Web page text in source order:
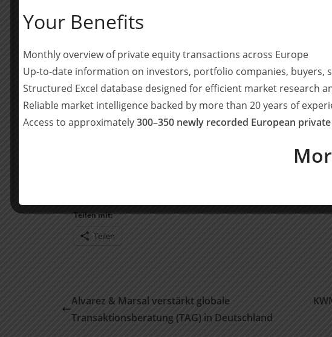
Das interdisziplinäre Team von Ebner Stolz-Experten aus den
Best4Tires-Gruppe im Rahmen des Erwerbs käuferseitig mit
sowie zu finanziellen, steuerlichen und rechtlichen Aspekten
Team Ebner Stolz: Torsten Janßen (Projektverantwortlicher
Schmelter (Partner, Audit, Leitung Closing Accounts und
Teilen mit:
Teilen
Alvarez & Marsal verstärkt globale
Transaktionsberatung (TAG) in Deutschland
Your Benefits
Monthly overview of private equity transactions across Europe
Up-to-date information on investors, portfolio companies, buyers,
Structured Excel database designed for efficient market research
Reliable market intelligence backed by more than 20 years of
Access to approximately300–350 newly recorded European